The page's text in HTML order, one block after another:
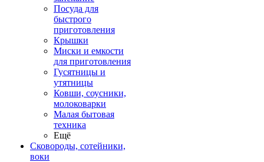
Посуда для
быстрого
приготовления
Крышки
Миски и емкости
для приготовления
Гусятницы и
утятницы
Ковши, соусники,
молоковарки
Малая бытовая
техника
Ещё
Сковороды, сотейники,
воки